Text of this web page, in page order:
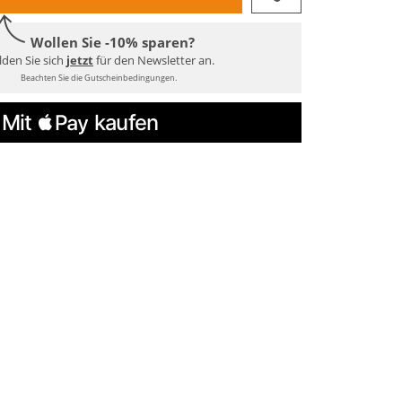
Wollen Sie -10% sparen?
Sie sich jetztfür den Newsletter an.
Beachten Sie die Gutscheinbedingungen.